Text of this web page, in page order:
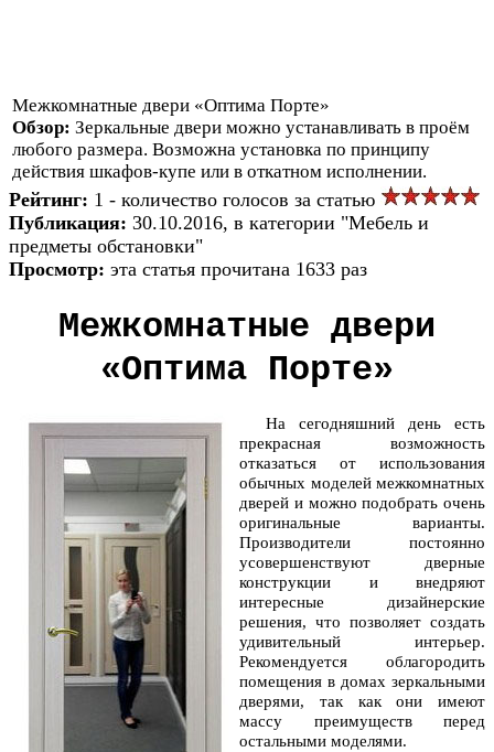
Межкомнатные двери «Оптима Порте»
Обзор: Зеркальные двери можно устанавливать в проём
любого размера. Возможна установка по принципу
действия шкафов-купе или в откатном исполнении.
Рейтинг: 1 - количество голосов за статью
Публикация: 30.10.2016, в категории "Мебель и
предметы обстановки"
Просмотр: эта статья прочитана 1633 раз
Межкомнатные двери
«Оптима Порте»
На сегодняшний день есть
прекрасная возможность
отказаться от использования
обычных моделей межкомнатных
дверей и можно подобрать очень
оригинальные варианты.
Производители постоянно
усовершенствуют дверные
конструкции и внедряют
интересные дизайнерские
решения, что позволяет создать
удивительный интерьер.
Рекомендуется облагородить
помещения в домах зеркальными
дверями, так как они имеют
массу преимуществ перед
остальными моделями.